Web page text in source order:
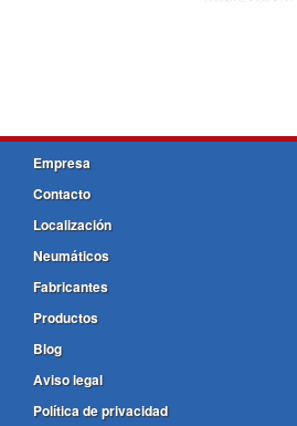
Empresa
Contacto
Localización
Neumáticos
Fabricantes
Productos
Blog
Aviso legal
Política de privacidad